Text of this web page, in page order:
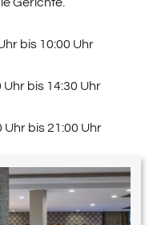
bis 10:00 Uhr
bis 14:30 Uhr
bis 21:00 Uhr